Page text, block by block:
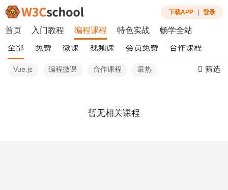
下载APP 登录
首页 入门教程 编程课程 特色实战 畅学全站
全部 免费 微课 视频课 会员免费 合作课程
Vue.js 编程微课 合作课程 最热 筛选
暂无相关课程